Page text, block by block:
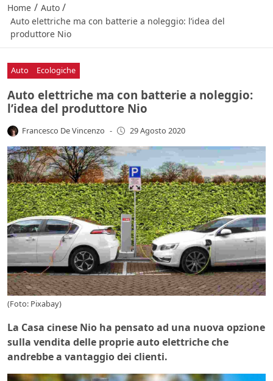
Home / Auto /
Auto elettriche ma con batterie a noleggio: l’idea del
produttore Nio
Auto Ecologiche
Auto elettriche ma con batterie a noleggio:
l’idea del produttore Nio
Francesco De Vincenzo - 29 Agosto 2020
(Foto: Pixabay)
La Casa cinese Nio ha pensato ad una nuova opzione
sulla vendita delle proprie auto elettriche che
andrebbe a vantaggio dei clienti.